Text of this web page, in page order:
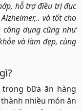
hỗ trợ điều trị đục
và tốt cho
dụng cũng như
và làm đẹp, cùng
bữa ăn hàng
nhiều món ăn